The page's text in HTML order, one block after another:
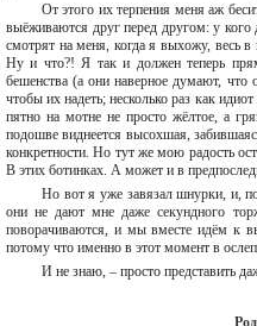
От этого их терпения меня аж
выёживаются друг перед другом: у
смотрят на меня, когда я выхожу, весь
Ну и что?! Я так и должен теперь
бешенства (а они наверное думают,
чтобы их надеть; несколько раз как
пятно на мотне не просто жёлтое, а
подошве виднеется высохшая,
конкретности. Но тут же мою радость
В этих ботинках. А может и в
Но вот я уже завязал шнурки, и,
они не дают мне даже секундного
поворачиваются, и мы вместе идём к
потому что именно в этот момент в
И не знаю, – просто представить